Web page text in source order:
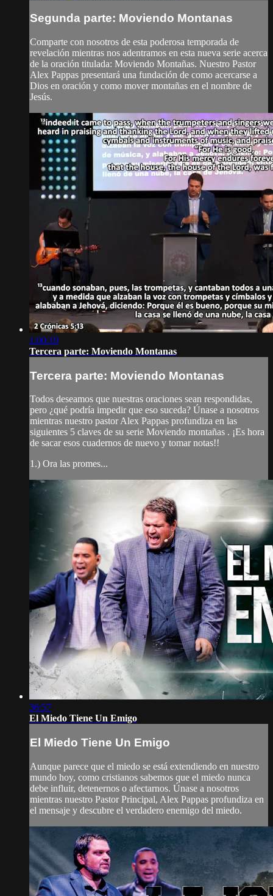
Segunda parte: Moviendo Montanas
Comparte con nosotros de esta poderosa temporada de
revelación mientras nos adentramos en esta nueva serie acerca
de la oración titulada: Moviendo Montañas. Nuestro Pastor
Alex Pappas presentará una fundación de como acercarse a
Dios en oración y como mover montañas en el nombre de
Jesús.
1:00:19
Tercera parte: Moviendo Montanas
Tercera parte: Moviendo Montanas
Todos deseamos que nuestras oraciones sean respondidas,
pero ¿qué podría impedir que eso suceda? Únase a nosotros
mientras nuestro pastor Alex Pappas profundiza en las
siguientes 5 claves de su serie Moviendo montañas . ¡Es hora
de sacar esos cuadernos de nuevo y tomar notas!!
1.) Ora las promes...
36:57
El Miedo Tiene Un Emigo
El Miedo Tiene Un Emigo
Aunque parece que el miedo se está extendiendo en nuestro
mundo hoy, como cristianos sabemos que el miedo nunca
debe influir, detenernos o afectarnos. Únase a nosotros
mientras nuestro Pastor Principal, Alex Pappas profundiza en
el mensaje y descubre el verdadero enemigo del miedo.